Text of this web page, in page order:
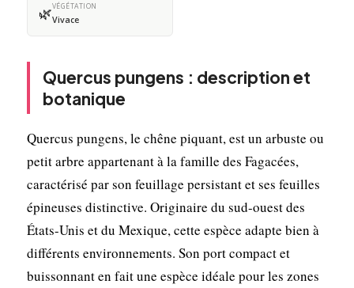
🌿VÉGÉTATION
Vivace
Quercus pungens : description et
botanique
Quercus pungens, le chêne piquant, est un arbuste ou
petit arbre appartenant à la famille des Fagacées,
caractérisé par son feuillage persistant et ses feuilles
épineuses distinctive. Originaire du sud-ouest des
États-Unis et du Mexique, cette espèce adapte bien à
différents environnements. Son port compact et
buissonnant en fait une espèce idéale pour les zones